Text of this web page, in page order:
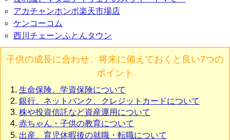
アカチャンホンポ楽天市場店
ケンコーコム
西川チェーンふとんタウン
子供の成長に合わせ、将来に備えておくと良い7つの
ポイント
生命保険、学資保険について
銀行、ネットバンク、クレジットカードについて
株や投資信託など資産運用について
赤ちゃん・子供の教育について
出産、育児休暇後の就職・転職について